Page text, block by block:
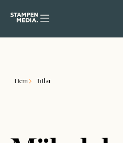
Hem Titlar